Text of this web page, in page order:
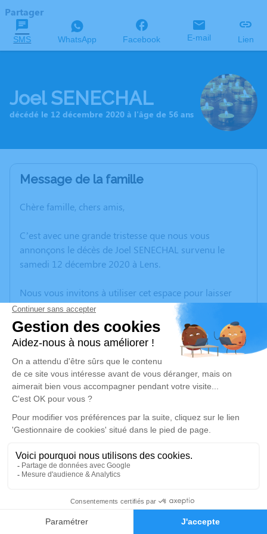
Faire-part Hommages
Partager
SMS WhatsApp Facebook E-mail Lien
Joel SENECHAL
décédé le 12 décembre 2020 à l'âge de 56 ans
Message de la famille
Chère famille, chers amis,
C’est avec une grande tristesse que nous vous
annonçons le décès de Joel SENECHAL survenu le
samedi 12 décembre 2020 à Lens.
Nous vous invitons à utiliser cet espace pour laisser
vos condoléances, partager des photos souvenirs, une
anecdote ou exprimer vos pensées à travers des
poèmes ou des textes. Cet endroit est un lieu
d'expression dédié à honorer la mémoire de Joel
SENECHAL.
Un service de plantation d’arbre hommage est
disponible ici
Cérémonie civile
Crématorium d'Hénin-Beaumont
Rue du docteur Laennec